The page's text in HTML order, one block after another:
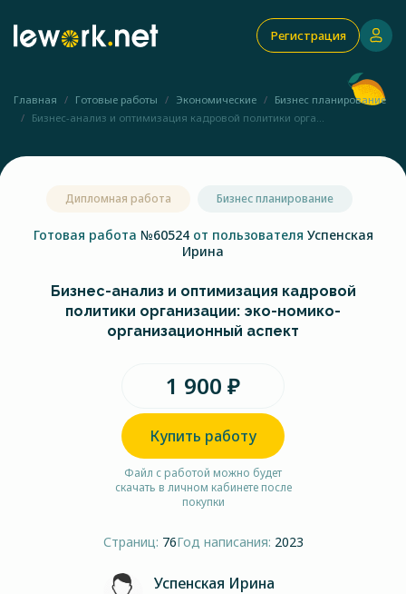
Регистрация
Главная Готовые работы Экономические
Бизнес планирование
Бизнес-анализ и оптимизация кадровой политики орга...
Дипломная работа Бизнес планирование
Готовая работа №60524 от пользователя Успенская
Ирина
Бизнес-анализ и оптимизация кадровой
политики организации: эко-номико-
организационный аспект
1 900 ₽
Купить работу
Файл с работой можно будет
скачать в личном кабинете после
покупки
Страниц: 76Год написания: 2023
Успенская Ирина